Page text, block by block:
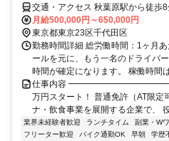
交通・アクセス 秋葉原駅から徒歩
月給500,000円～650,000円
東京都東京23区千代田区
勤務時間詳細 総労働時間：1ヶ月
ールを元に、もう一名のドライバ
時間が確定になります。 稼働時間
仕事内容 ━━━━━━━━━━━━━━
万円スタート！ 普通免許（AT限定
ナ・飲食事業を展開する企業で、
業界未経験者歓迎 ランチタイム 副業・W
フリーター歓迎
バイク通勤OK 早朝 学歴